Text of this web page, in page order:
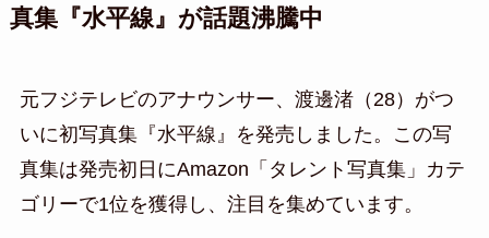
真集『水平線』が話題沸騰中
元フジテレビのアナウンサー、渡邊渚（28）がつ
いに初写真集『水平線』を発売しました。この写
真集は発売初日にAmazon「タレント写真集」カテ
ゴリーで1位を獲得し、注目を集めています。